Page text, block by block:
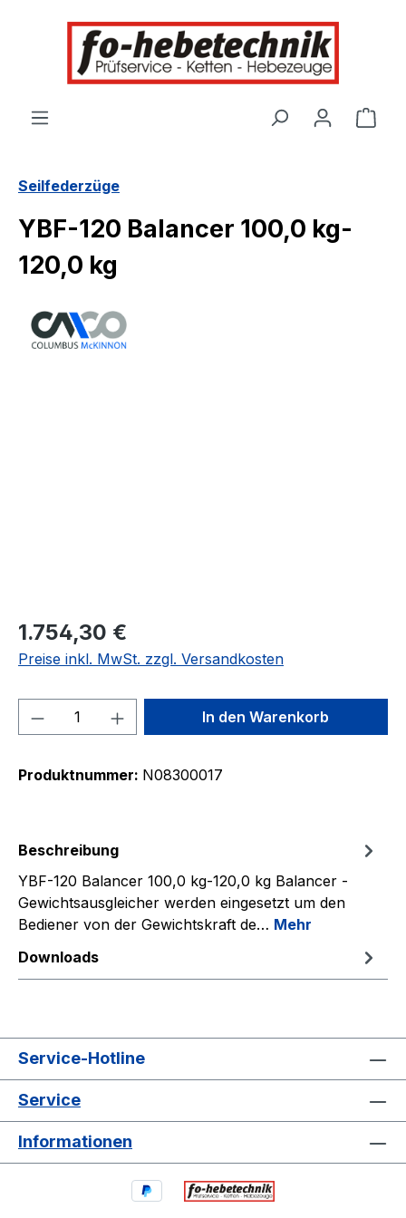
springen
Seilfederzüge
YBF-120 Balancer 100,0 kg-
120,0 kg
1.754,30 €
Preise inkl. MwSt. zzgl. Versandkosten
Produkt Anzahl: Gib denIn den Warenkorb
Produktnummer: N08300017
Beschreibung
YBF-120 Balancer 100,0 kg-120,0 kg Balancer -
Gewichtsausgleicher werden eingesetzt um den
Bediener von der Gewichtskraft de… Mehr
Downloads
Service-Hotline
Service
Informationen